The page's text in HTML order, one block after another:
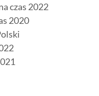
czas 2022
2020